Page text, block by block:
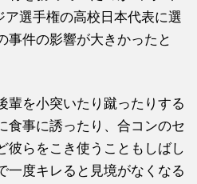
選手権の高校日本代表に選
事件の影響が大きかったと
輩を小突いたり蹴ったりする
食事に誘ったり、合コンのセ
彼らをこき使うこともしばし
一度キレると見境がなくなる